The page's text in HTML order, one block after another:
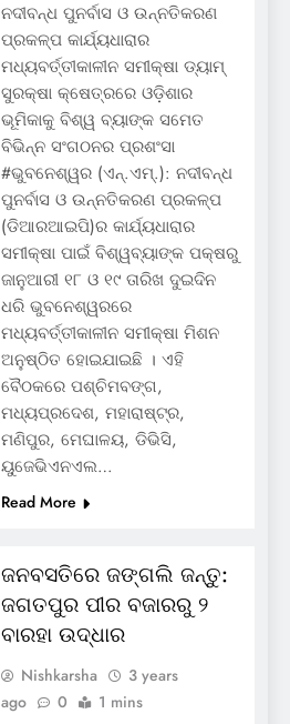
ନଦୀବନ୍ଧ ପୁନର୍ବାସ ଓ ଉନ୍ନତିକରଣ
ପ୍ରକଳ୍ପ କାର୍ଯ୍ୟଧାରାର
ମଧ୍ୟବର୍ତ୍ତୀକାଳୀନ ସମୀକ୍ଷା ଡ୍ୟାମ୍
ସୁରକ୍ଷା କ୍ଷେତ୍ରରେ ଓଡ଼ିଶାର
ଭୂମିକାକୁ ବିଶ୍ୱ ବ୍ୟାଙ୍କ ସମେତ
ବିଭିନ୍ନ ସଂଗଠନର ପ୍ରଶଂସା
#ଭୁବନେଶ୍ୱର (ଏନ୍‌.ଏମ୍‌.): ନଦୀବନ୍ଧ
ପୁନର୍ବାସ ଓ ଉନ୍ନତିକରଣ ପ୍ରକଳ୍ପ
(ଡିଆରଆଇପି)ର କାର୍ଯ୍ୟଧାରାର
ସମୀକ୍ଷା ପାଇଁ ବିଶ୍ୱବ୍ୟାଙ୍କ ପକ୍ଷରୁ
ଜାନୁଆରୀ ୧୮ ଓ ୧୯ ତାରିଖ ଦୁଇଦିନ
ଧରି ଭୁବନେଶ୍ୱରରେ
ମଧ୍ୟବର୍ତ୍ତୀକାଳୀନ ସମୀକ୍ଷା ମିଶନ
ଅନୁଷ୍ଠିତ ହୋଇଯାଇଛି । ଏହି
ବୈଠକରେ ପଶ୍ଚିମବଙ୍ଗ,
ମଧ୍ୟପ୍ରଦେଶ, ମହାରାଷ୍ଟ୍ର,
ମଣିପୁର, ମେଘାଳୟ, ଡିଭିସି,
ୟୁଜେଭିଏନଏଲ…
Read More
ଜନବସତିରେ ଜଙ୍ଗଲି ଜନ୍ତୁ:
ଜଗତପୁର ପୀର ବଜାରରୁ ୨
ବାରହା ଉଦ୍ଧାର
Nishkarsha
3 years
ago
0 1 mins